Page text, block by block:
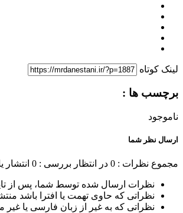
لینک کوتاه
برچسب ها :
ناموجود
ارسال نظر شما
مجموع نظرات : 0 در انتظار بررسی : 0 انتشار
نظرات ارسال شده توسط شما، پس از
نظراتی که حاوی تهمت یا افترا باشد
نظراتی که به غیر از زبان فارسی یا غیر